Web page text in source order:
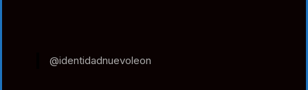
@identidadnuevoleon